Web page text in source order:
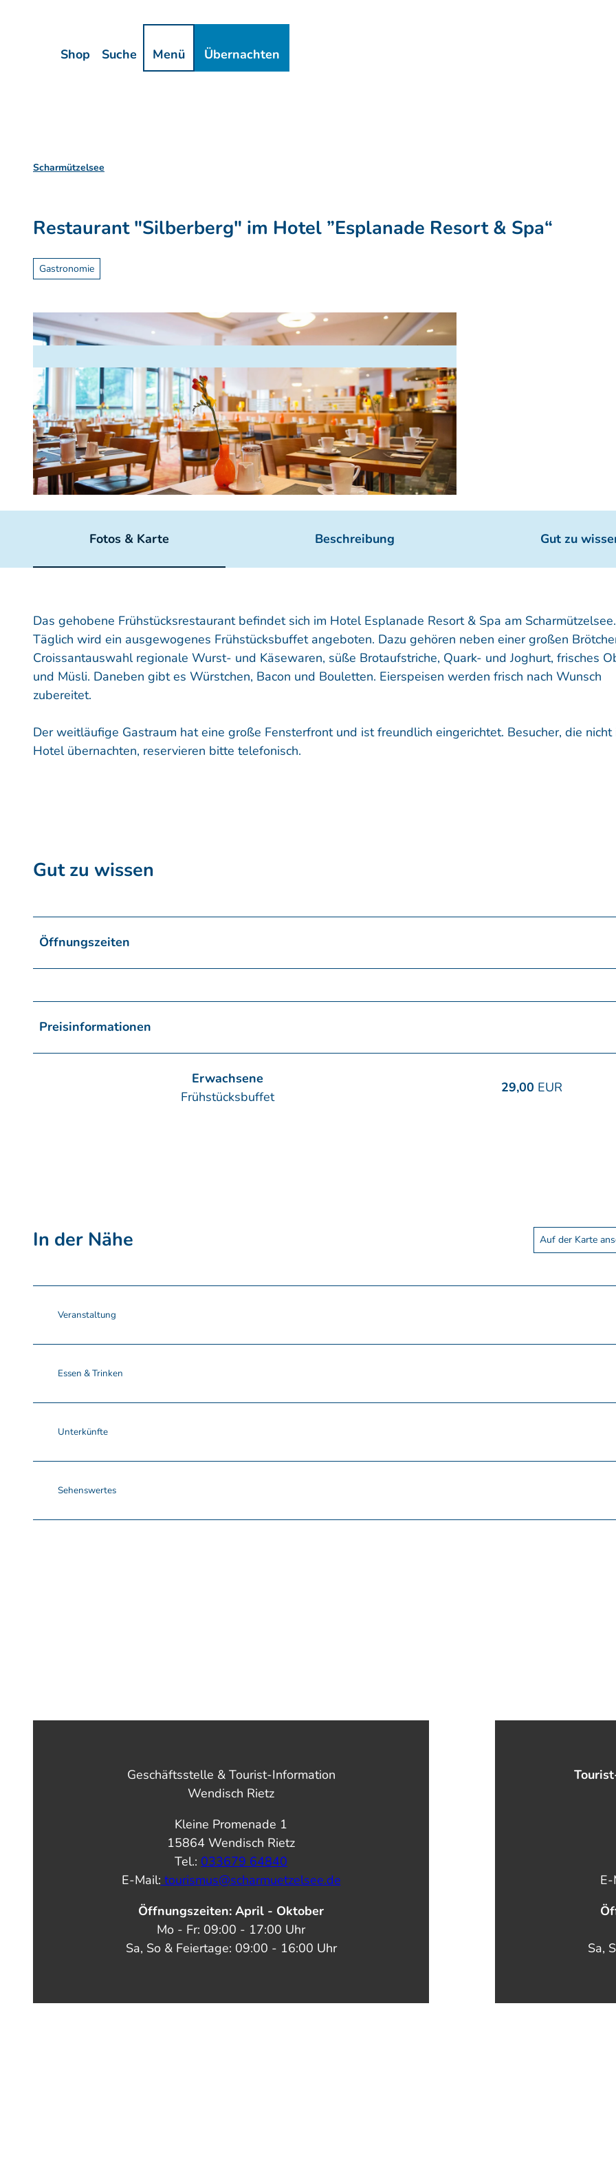
Shop Suche Menü Übernachten
Scharmützelsee
Restaurant "Silberberg" im Hotel ”Esplanade Resort & Spa“
Gastronomie
Fotos & Karte Beschreibung Gut zu
Das gehobene Frühstücksrestaurant befindet sich im Hotel Esplanade Resort & Spa am Scharmützelsee.
Täglich wird ein ausgewogenes Frühstücksbuffet angeboten. Dazu gehören neben einer großen
Croissantauswahl regionale Wurst- und Käsewaren, süße Brotaufstriche, Quark- und Joghurt, frisches
und Müsli. Daneben gibt es Würstchen, Bacon und Bouletten. Eierspeisen werden frisch nach Wunsch
zubereitet.
Der weitläufige Gastraum hat eine große Fensterfront und ist freundlich eingerichtet. Besucher, die nicht
Hotel übernachten, reservieren bitte telefonisch.
Gut zu wissen
Öffnungszeiten
Preisinformationen
Erwachsene
Frühstücksbuffet
29,00 EUR
In der Nähe Auf der Karte
Veranstaltung
Essen & Trinken
Unterkünfte
Sehenswertes
Geschäftsstelle & Tourist-Information
Wendisch Rietz
Kleine Promenade 1
15864 Wendisch Rietz
Tel.: 033679 64840
E-Mail: tourismus@scharmuetzelsee.de
Öffnungszeiten: April - Oktober
Mo - Fr: 09:00 - 17:00 Uhr
Sa, So & Feiertage: 09:00 - 16:00 Uhr
E-
Sa,